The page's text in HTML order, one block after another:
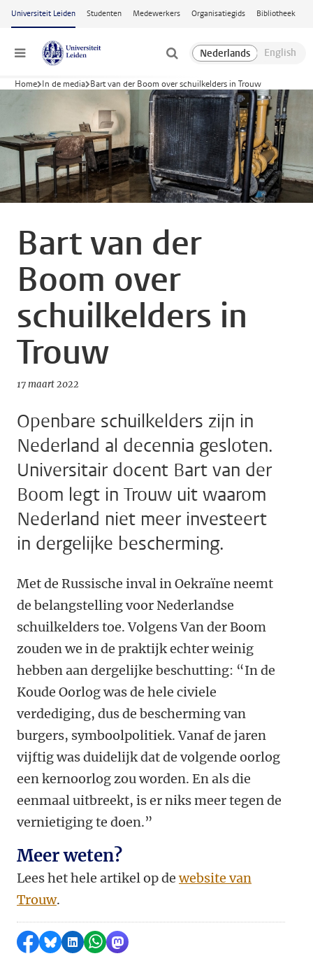
Ga naar hoofdinhoud
Universiteit Leiden Studenten Medewerkers Organisatiegids Bibliotheek
Menu
Home In de media Bart van der Boom over schuilkelders in Trouw
Bart van der
Boom over
schuilkelders in
Trouw
17 maart 2022
Openbare schuilkelders zijn in
Nederland al decennia gesloten.
Universitair docent Bart van der
Boom legt in Trouw uit waarom
Nederland niet meer investeert
in dergelijke bescherming.
Met de Russische inval in Oekraïne neemt
de belangstelling voor Nederlandse
schuilkelders toe. Volgens Van der Boom
zouden we in de praktijk echter weinig
hebben aan dergelijke beschutting: “In de
Koude Oorlog was de hele civiele
verdediging, dus de bescherming van
burgers, symboolpolitiek. Vanaf de jaren
vijftig was duidelijk dat de volgende oorlog
een kernoorlog zou worden. En als die
eenmaal uitbreekt, is er niks meer tegen de
vernietiging te doen.”
Meer weten?
Lees het hele artikel op dewebsite van
Trouw.
Delen op Facebook
Delen via Bluesky
Delen op LinkedIn
Delen via WhatsApp
Delen via Mastodon